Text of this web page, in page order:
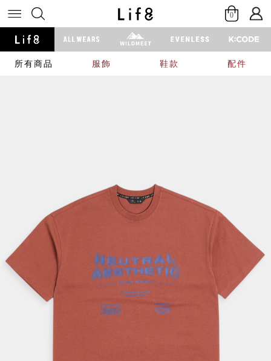
0
所有商品 服飾 鞋款 配件